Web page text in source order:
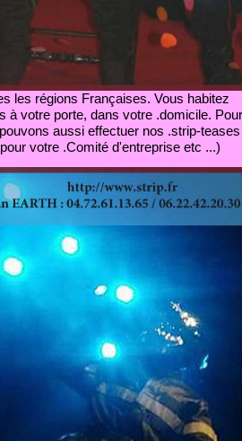
les régions Françaises. Vous habitez
à votre porte, dans votre .domicile. Pour
aussi effectuer nos .strip-teases
votre .Comité d'entreprise etc ...)